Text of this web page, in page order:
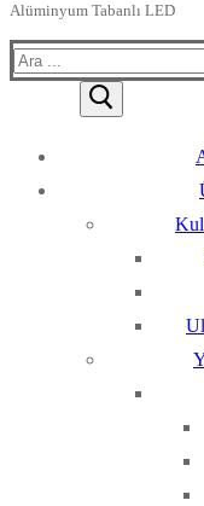
Alüminyum Tabanlı LED
Arama: